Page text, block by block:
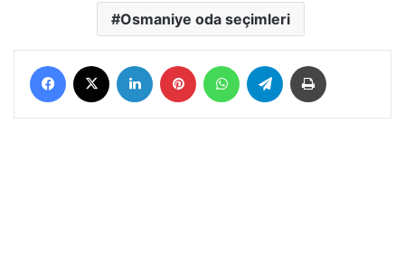
Osmaniye oda seçimleri